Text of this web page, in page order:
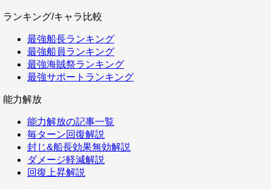
ランキング/キャラ比較
最強船長ランキング
最強船員ランキング
最強海賊祭ランキング
最強サポートランキング
能力解放
能力解放の記事一覧
毎ターン回復解説
封じ&船長効果無効解説
ダメージ軽減解説
回復上昇解説